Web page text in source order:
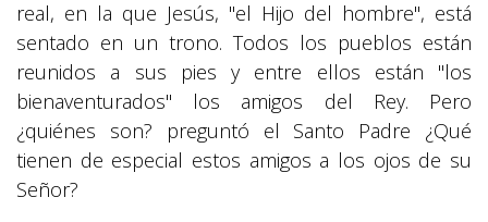
real, en la que Jesús, "el Hijo del hombre", está
sentado en un trono. Todos los pueblos están
reunidos a sus pies y entre ellos están "los
bienaventurados" los amigos del Rey. Pero
¿quiénes son? preguntó el Santo Padre ¿Qué
tienen de especial estos amigos a los ojos de su
Señor?